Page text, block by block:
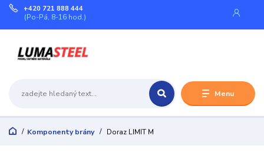
Menu
+420 721 888 444
(Po-Pá, 8-16 hod.)
Komponenty brány Doraz LIMIT M